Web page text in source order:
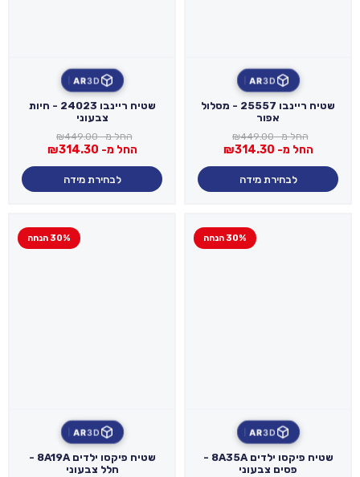
3D
AR
שטיח ריינבו 25557 - מסלול
אפור
החל מ- ₪449.00
החל מ- ₪314.30
לבחירת מידה
3D
AR
שטיח ריינבו 24023 - חיות
צבעוני
החל מ- ₪449.00
החל מ- ₪314.30
לבחירת מידה
30% הנחה
3D
AR
שטיח פיקסו ילדים 8A35A -
פסים צבעוני
30% הנחה
3D
AR
שטיח פיקסו ילדים 8A19A -
חלל צבעוני